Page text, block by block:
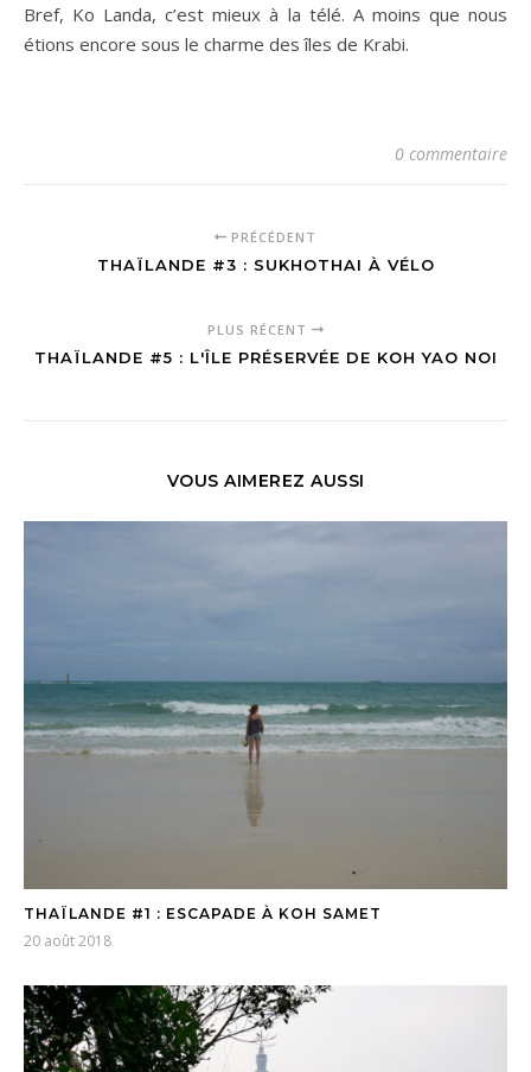
Bref, Ko Landa, c’est mieux à la télé. A moins que nous
étions encore sous le charme des îles de Krabi.
0 commentaire
PRÉCÉDENT
THAÏLANDE #3 : SUKHOTHAI À VÉLO
PLUS RÉCENT
THAÏLANDE #5 : L'ÎLE PRÉSERVÉE DE KOH YAO NOI
VOUS AIMEREZ AUSSI
THAÏLANDE #1 : ESCAPADE À KOH SAMET
20 août 2018